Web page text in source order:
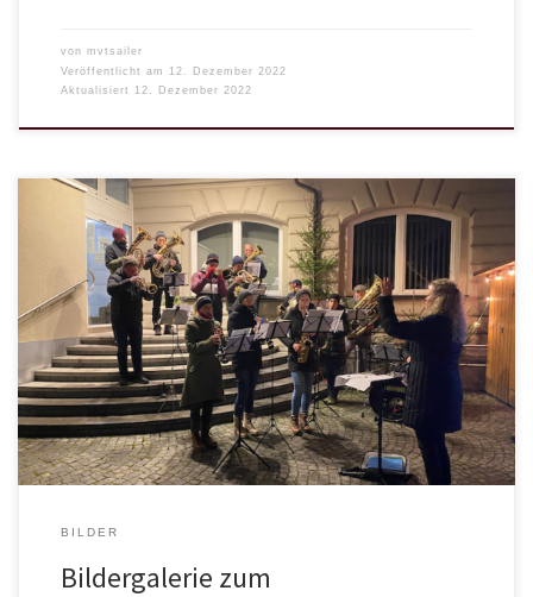
von mvtsailer
Veröffentlicht am
12. Dezember 2022
Aktualisiert
12. Dezember 2022
BILDER
Bildergalerie zum